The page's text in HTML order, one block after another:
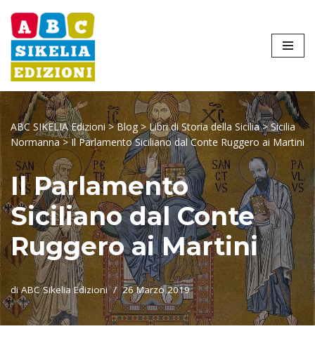
Vai
al
contenuto
ABC SIKELIA Edizioni>Blog>Libri di Storia della Sicilia>Sicilia
Normanna>Il Parlamento Siciliano dal Conte Ruggero ai Martini
Il Parlamento
Siciliano dal Conte
Ruggero ai Martini
diABC Sikelia Edizioni 26 Marzo 2019